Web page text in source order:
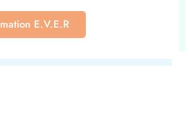
E.V.E.R